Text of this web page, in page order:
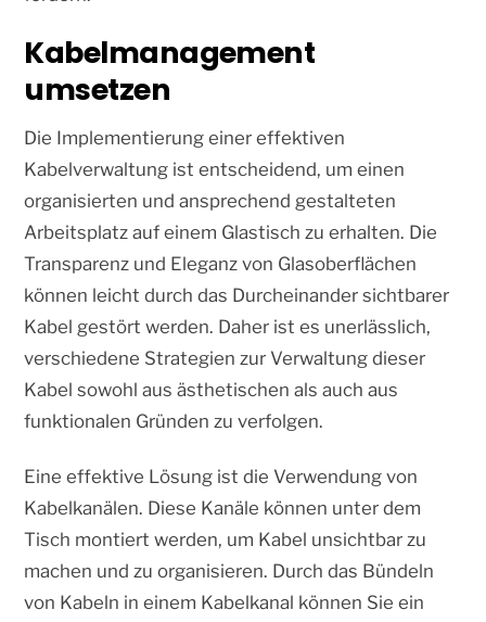
Kabelmanagement
umsetzen
Die Implementierung einer effektiven
Kabelverwaltung ist entscheidend, um einen
organisierten und ansprechend gestalteten
Arbeitsplatz auf einem Glastisch zu erhalten. Die
Transparenz und Eleganz von Glasoberflächen
können leicht durch das Durcheinander sichtbarer
Kabel gestört werden. Daher ist es unerlässlich,
verschiedene Strategien zur Verwaltung dieser
Kabel sowohl aus ästhetischen als auch aus
funktionalen Gründen zu verfolgen.
Eine effektive Lösung ist die Verwendung von
Kabelkanälen. Diese Kanäle können unter dem
Tisch montiert werden, um Kabel unsichtbar zu
machen und zu organisieren. Durch das Bündeln
von Kabeln in einem Kabelkanal können Sie ein